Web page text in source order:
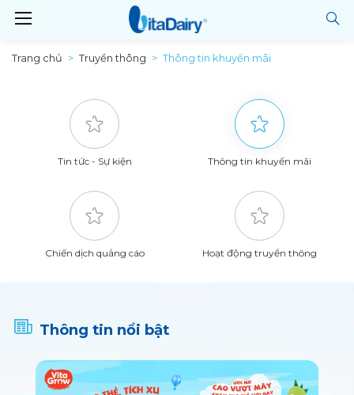
Trang chủ Truyền thông Thông tin khuyến mãi
Tin tức - Sự kiện Thông tin khuyến mãi
Chiến dịch quảng cáo Hoạt động truyền thông
Thông tin nổi bật